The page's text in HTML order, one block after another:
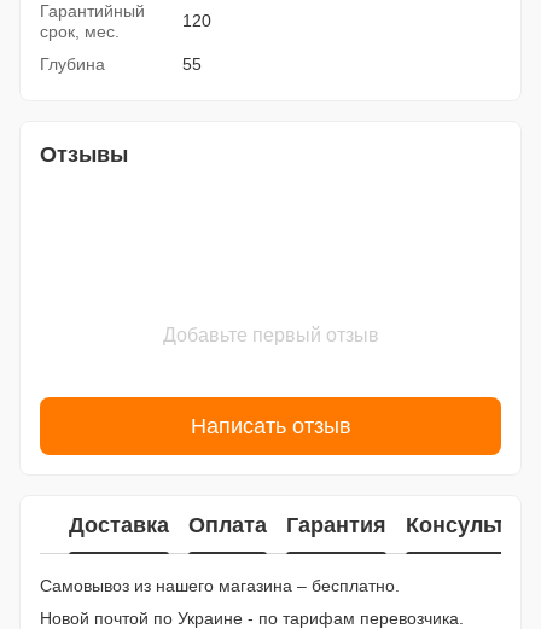
Гарантийный
срок, мес.
120
Глубина 55
Отзывы
Добавьте первый отзыв
Написать отзыв
Доставка Оплата Гарантия
Самовывоз из нашего магазина – бесплатно.
Новой почтой по Украине - по тарифам перевозчика.